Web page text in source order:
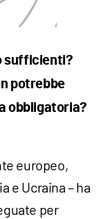
sufficienti?
potrebbe
obbligatoria?
europeo,
e Ucraina – ha
per